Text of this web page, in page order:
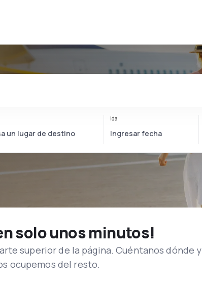
Ida
solo unos minutos!
superior de la página. Cuéntanos dónde y
ocupemos del resto.